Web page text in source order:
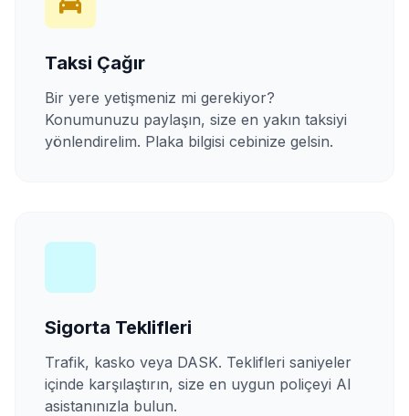
Taksi Çağır
Bir yere yetişmeniz mi gerekiyor?
Konumunuzu paylaşın, size en yakın taksiyi
yönlendirelim. Plaka bilgisi cebinize gelsin.
Sigorta Teklifleri
Trafik, kasko veya DASK. Teklifleri saniyeler
içinde karşılaştırın, size en uygun poliçeyi AI
asistanınızla bulun.